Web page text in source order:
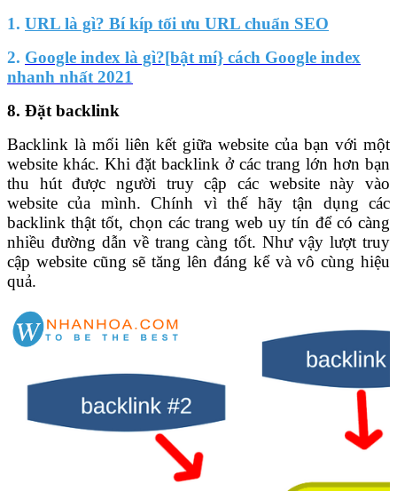
1. URL là gì? Bí kíp tối ưu URL chuẩn SEO
2. Google index là gì?[bật mí} cách Google index
nhanh nhất 2021
8. Đặt backlink
Backlink là mối liên kết giữa website của bạn với một
website khác. Khi đặt backlink ở các trang lớn hơn bạn
thu hút được người truy cập các website này vào
website của mình. Chính vì thế hãy tận dụng các
backlink thật tốt, chọn các trang web uy tín để có càng
nhiều đường dẫn về trang càng tốt. Như vậy lượt truy
cập website cũng sẽ tăng lên đáng kể và vô cùng hiệu
quả.